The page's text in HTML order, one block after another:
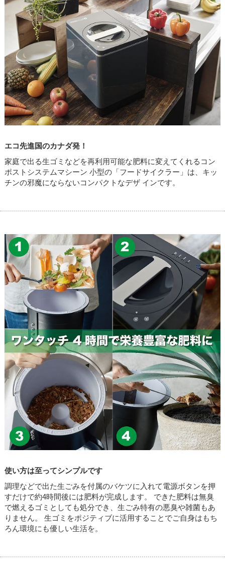
エコ先進国のカナダ発！
家庭で出る生ゴミなどを再利用可能な肥料に変えてくれるコン
ポストシステムマシーン 小型の「フードサイクラー」は、キッ
チンの邪魔にならないコンパクトなデザ インです。
使い方は至ってシンプルです
調理などで出た生ごみを付属のバケツに入れて電源ボタンを押
すだけで約4時間後には肥料が完成します。 できた肥料は無臭
で燃えるゴミとしても処分でき、生ごみ特有の悪臭や雑菌もあ
りません。 生ゴミをポジティブに活用することでご自身はもち
ろん環境にも優しい生活を。